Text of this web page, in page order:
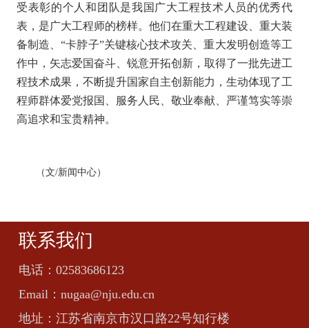
受表彰的个人和团队是我国广大工程技术人员的优秀代
表，是广大工程师的榜样。他们在重大工程建设、重大装
备制造、“卡脖子”关键核心技术攻关、重大发明创造等工
作中，矢志爱国奋斗、锐意开拓创新，取得了一批先进工
程技术成果，不断提升国家自主创新能力，生动体现了工
程师群体爱党报国、服务人民、敬业奉献、严谨笃实等崇
高追求和宝贵精神。
（文/新闻中心）
联系我们
电话： 02583686123
Email： nugaa@nju.edu.cn
地址： 江苏省南京市汉口路22号知行楼